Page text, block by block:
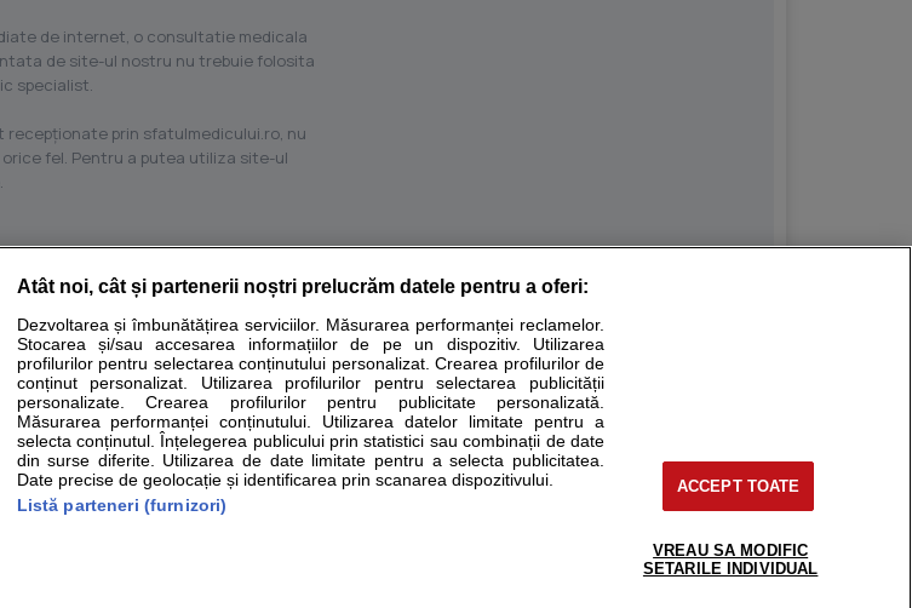
de internet, o consultatie medicala
de site-ul nostru nu trebuie folosita
specialist.
prin sfatulmedicului.ro, nu
fel. Pentru a putea utiliza site-ul
.
medicale
pe sfatulmedicului.ro au scop informativ si educational. Ele nu pot substitui consultul medical direct si
pe langa informatia primita pe sfatulmedicului.ro sa consultati fie medicul Dvs., fie unul dintre medicii pe care
-
a
Parteneri
Inscriere clinica
Pentru pacient
support@sfatulmedicului.ro
0374 109 268
Atât noi, cât și partenerii noștri prelucrăm datele pentru a oferi:
Dezvoltarea și îmbunătățirea serviciilor. Măsurarea performanței reclamelor.
Stocarea și/sau accesarea informațiilor de pe un dispozitiv. Utilizarea
profilurilor pentru selectarea conținutului personalizat. Crearea profilurilor de
conținut personalizat. Utilizarea profilurilor pentru selectarea publicității
personalizate. Crearea profilurilor pentru publicitate personalizată.
Măsurarea performanței conținutului. Utilizarea datelor limitate pentru a
selecta conținutul. Înțelegerea publicului prin statistici sau combinații de date
din surse diferite. Utilizarea de date limitate pentru a selecta publicitatea.
Date precise de geolocație și identificarea prin scanarea dispozitivului.
Listă parteneri (furnizori)
ACCEPT TOATE
VREAU SA MODIFIC
SETARILE INDIVIDUAL